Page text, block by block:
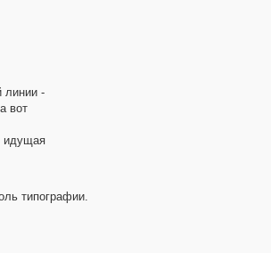
линии -
вот
идущая
типографии.